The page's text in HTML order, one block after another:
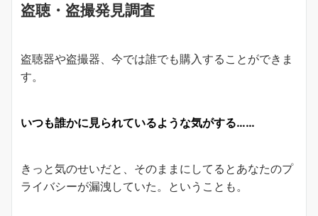
盗聴・盗撮発見調査
盗聴器や盗撮器、今では誰でも購入することができま
す。
いつも誰かに見られているような気がする……
きっと気のせいだと、そのままにしてるとあなたのプ
ライバシーが漏洩していた。ということも。